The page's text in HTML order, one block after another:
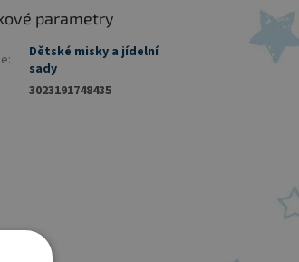
parametry
:
Dětské misky a jídelní
sady
3023191748435